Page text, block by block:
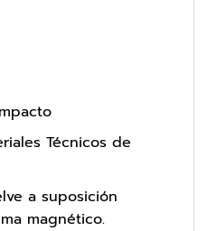
Técnicos de
a suposición
magnético.